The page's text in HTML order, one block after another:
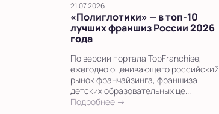
21.07.2026
«Полиглотики» — в топ‑10
лучших франшиз России 2026
года
По версии портала TopFranchise,
ежегодно оценивающего российский
рынок франчайзинга, франшиза
детских образовательных це...
Подробнее →